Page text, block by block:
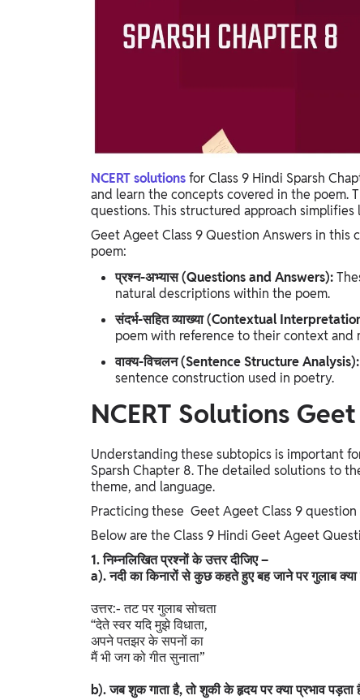
Career Abroad
Bahrain, Uganda, Nigeria, Tanzania, Singapore
NCERT solutionsfor Class 9 Hindi Sparsh
and learn the concepts covered in the poem.
questions. This structured approach
Geet Ageet Class 9 Question Answers in
poem:
प्रश्न-अभ्यास (Questions and Answers):
natural descriptions within the poem.
संदर्भ-सहित व्याख्या (Contextual
poem with reference to their context and
वाक्य-विचलन (Sentence Structure Analysis):
sentence construction used in poetry.
NCERT Solutions
Understanding these subtopics is important
Sparsh Chapter 8. The detailed solutions to
theme, and language.
Practicing these Geet Ageet Class 9
Below are the Class 9 Hindi Geet Ageet
1. निम्नलिखित प्रश्नों के उत्तर दीजिए –
a). नदी का किनारों से कुछ कहते हुए बह जाने पर गुलाब
उत्तर:- तट पर गुलाब सोचता
“देते स्वर यदि मुझे विधाता,
अपने पतझर के सपनों का
मैं भी जग को गीत सुनाता”
b). जब शुक गाता है, तो शुकी के हृदय पर क्या प्रभाव पड़ता